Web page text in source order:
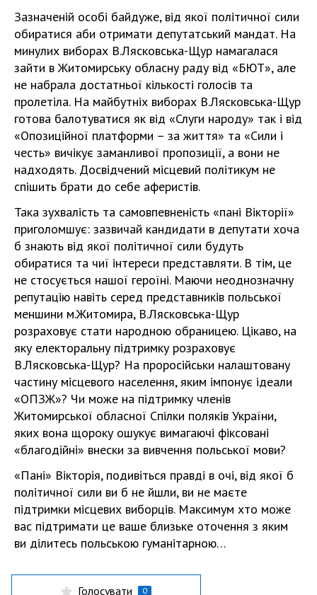
Зазначеній особі байдуже, від якої політичної сили
обиратися аби отримати депутатський мандат. На
минулих виборах В.Лясковська-Щур намагалася
зайти в Житомирську обласну раду від «БЮТ», але
не набрала достатньої кількості голосів та
пролетіла. На майбутніх виборах В.Лясковська-Щур
готова балотуватися як від «Слуги народу» так і від
«Опозиційної платформи – за життя» та «Сили і
честь» вичікує заманливої пропозиції, а вони не
надходять. Досвідчений місцевий політикум не
спішить брати до себе аферистів.
Така зухвалість та самовпевненість «пані Вікторії»
приголомшує: зазвичай кандидати в депутати хоча
б знають від якої політичної сили будуть
обиратися та чиї інтереси представляти. В тім, це
не стосується нашої героїні. Маючи неоднозначну
репутацію навіть серед представників польської
меншини м.Житомира, В.Лясковська-Щур
розраховує стати народною обраницею. Цікаво, на
яку електоральну підтримку розраховує
В.Лясковська-Щур? На проросійськи налаштовану
частину місцевого населення, яким імпонує ідеали
«ОПЗЖ»? Чи може на підтримку членів
Житомирської обласної Спілки поляків України,
яких вона щороку ошукує вимагаючі фіксовані
«благодійні» внески за вивчення польської мови?
«Пані» Вікторія, подивіться правді в очі, від якої б
політичної сили ви б не йшли, ви не маєте
підтримки місцевих виборців. Максимум хто може
вас підтримати це ваше близьке оточення з яким
ви ділитесь польською гуманітарною…
Голосувати 0